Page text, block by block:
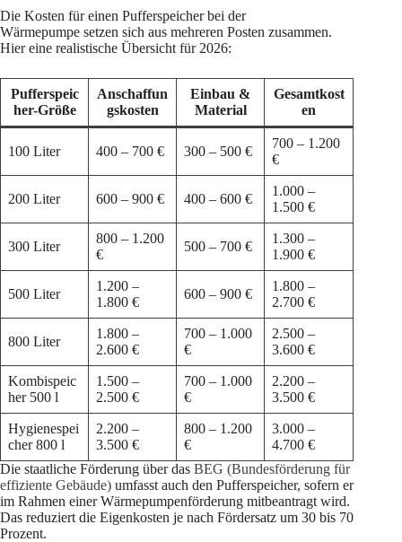
Die Kosten für einen Pufferspeicher bei der
Wärmepumpe setzen sich aus mehreren Posten zusammen.
Hier eine realistische Übersicht für 2026:
Pufferspeic
her-Größe
Anschaffun
gskosten
Einbau &
Material
Gesamtkost
en
100 Liter 400 – 700 € 300 – 500 €
700 – 1.200
€
200 Liter 600 – 900 € 400 – 600 €
1.000 –
1.500 €
300 Liter
800 – 1.200
€
500 – 700 €
1.300 –
1.900 €
500 Liter
1.200 –
1.800 €
600 – 900 €
1.800 –
2.700 €
800 Liter
1.800 –
2.600 €
700 – 1.000
€
2.500 –
3.600 €
Kombispeic
her 500 l
1.500 –
2.500 €
700 – 1.000
€
2.200 –
3.500 €
Hygienespei
cher 800 l
2.200 –
3.500 €
800 – 1.200
€
3.000 –
4.700 €
Die staatliche Förderung über das BEG (Bundesförderung für
effiziente Gebäude) umfasst auch den Pufferspeicher, sofern er
im Rahmen einer Wärmepumpenförderung mitbeantragt wird.
Das reduziert die Eigenkosten je nach Fördersatz um 30 bis 70
Prozent.